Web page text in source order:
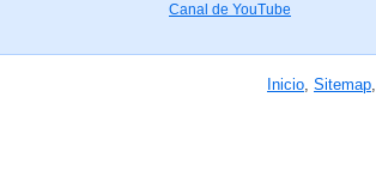
Canal de YouTube
Inicio, Sitemap,